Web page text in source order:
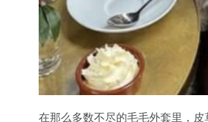
在那么多数不尽的毛毛外套里，